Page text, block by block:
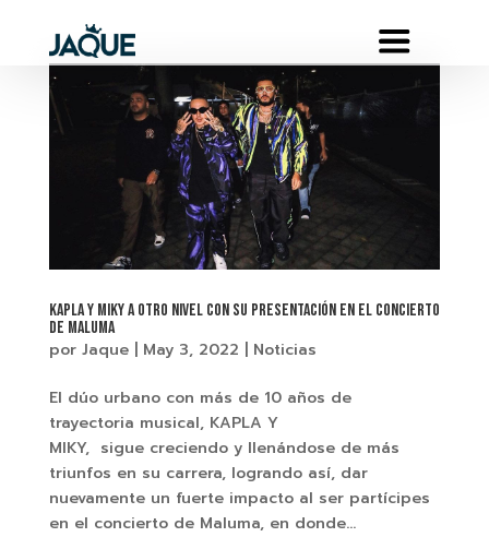
KAPLA Y MIKY A OTRO NIVEL CON SU PRESENTACIÓN EN EL CONCIERTO
DE MALUMA
por Jaque| May 3, 2022 Noticias
El dúo urbano con más de 10 años de
trayectoria musical, KAPLA Y
MIKY, sigue creciendo y llenándose de más
triunfos en su carrera, logrando así, dar
nuevamente un fuerte impacto al ser partícipes
en el concierto de Maluma, en donde...